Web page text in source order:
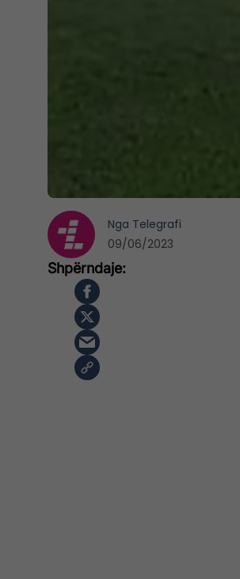
Nga Telegrafi
09/06/2023